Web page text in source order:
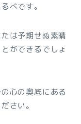
べです。
は予期せぬ素晴
ができるでしょ
心の奥底にある
さい。